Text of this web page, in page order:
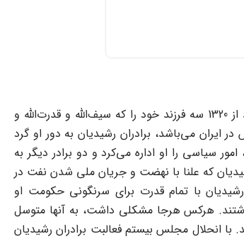
در 1298 در تهران تولد یافت. پدرش حبیب‌الله‌خان در سفارت انگلیس شغل کوچکى داشت و غالبا واسطه و معرف اشخاص با اعضاى سفارتخانه بود. بعد از 1320 سه فرزند خود را که سیف‌الله و قدرت‌الله و
مى‌باشد، برادران رشیدیان به دور او گرد
سیاسى را او اداره مى‌کرد و دو برادر دیگر به
که علنا با نهضت و جریان ملى شدن نفت در
با تمام قدرت براى سرنگونى حکومت او
آمد داشتند. هرکس هرجا مشکلى داشت، به آنها متوسل
با انحلال مجلس بیستم فعالبت برادران رشیدیان